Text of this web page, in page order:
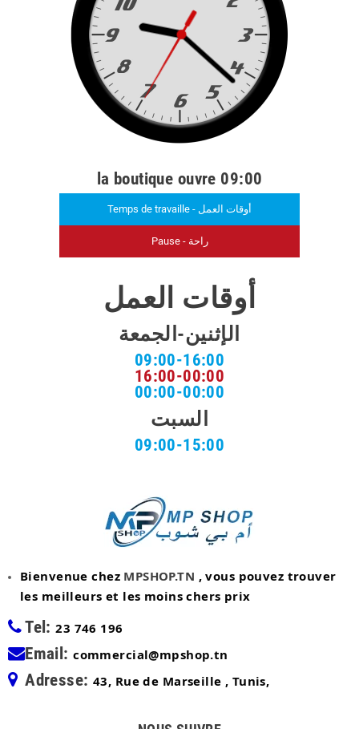
la boutique ouvre 09:00
Temps de travaille - أوقات العمل
Pause - راحة
أوقات العمل
الإثنين-الجمعة
09:00-16:00
16:00-00:00
00:00-00:00
السبت
09:00-15:00
Bienvenue chez MPSHOP.TN , vous pouvez trouver
les meilleurs et les moins chers prix
Tel:23 746 196
Email:commercial@mpshop.tn
Adresse:43, Rue de Marseille , Tunis,